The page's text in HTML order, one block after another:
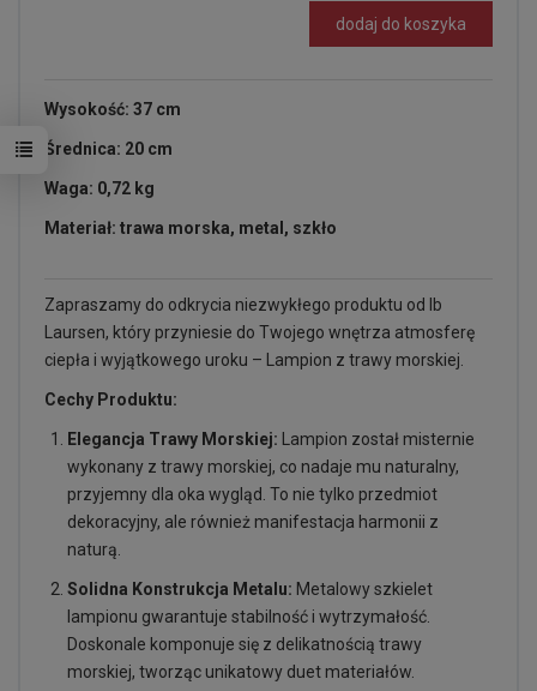
dodaj do koszyka
Wysokość: 37 cm
Średnica: 20 cm
Waga: 0,72 kg
Materiał: trawa morska, metal, szkło
Zapraszamy do odkrycia niezwykłego produktu od Ib
Laursen, który przyniesie do Twojego wnętrza atmosferę
ciepła i wyjątkowego uroku – Lampion z trawy morskiej.
Cechy Produktu:
Elegancja Trawy Morskiej: Lampion został misternie
wykonany z trawy morskiej, co nadaje mu naturalny,
przyjemny dla oka wygląd. To nie tylko przedmiot
dekoracyjny, ale również manifestacja harmonii z
naturą.
Solidna Konstrukcja Metalu: Metalowy szkielet
lampionu gwarantuje stabilność i wytrzymałość.
Doskonale komponuje się z delikatnością trawy
morskiej, tworząc unikatowy duet materiałów.